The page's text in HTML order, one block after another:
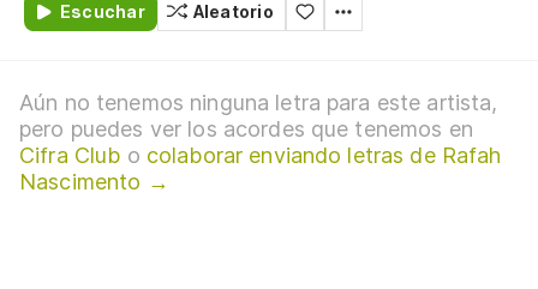
Escuchar Aleatorio
Aún no tenemos ninguna letra para este artista,
pero puedes ver los acordes que tenemos en
Cifra Club o colaborar enviando letras de Rafah
Nascimento →